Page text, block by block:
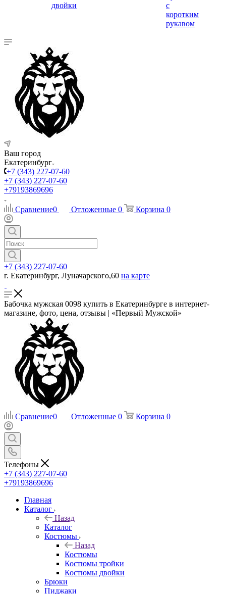
двойки
с
коротким
рукавом
Ваш город
Екатеринбург
+7 (343) 227-07-60
+7 (343) 227-07-60
+79193869696
Сравнение0 Отложенные 0 Корзина 0
+7 (343) 227-07-60
г. Екатеринбург, Луначарского,60 на карте
Бабочка мужская 0098 купить в Екатеринбурге в интернет-
магазине, фото, цена, отзывы | «Первый Мужской»
Сравнение0 Отложенные 0 Корзина 0
Телефоны
+7 (343) 227-07-60
+79193869696
Главная
Каталог
Назад
Каталог
Костюмы
Назад
Костюмы
Костюмы тройки
Костюмы двойки
Брюки
Пиджаки